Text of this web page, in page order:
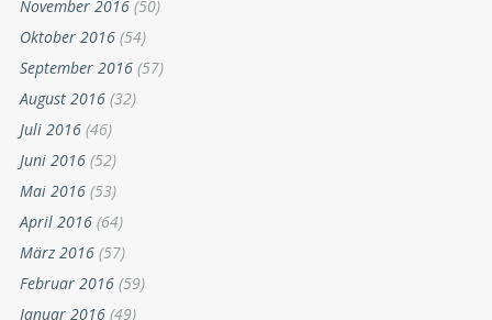
November 2016 (50)
Oktober 2016 (54)
September 2016 (57)
August 2016 (32)
Juli 2016 (46)
Juni 2016 (52)
Mai 2016 (53)
April 2016 (64)
März 2016 (57)
Februar 2016 (59)
Januar 2016 (49)